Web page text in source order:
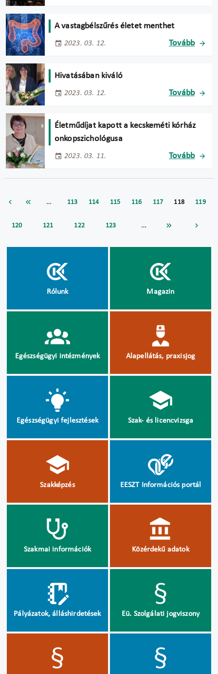
A vastagbélszűrés életet menthet
2023. 03. 12. Tovább
Hivatásában kiváló
2023. 03. 12. Tovább
Életműdíjat kapott a kecskeméti kórház
onkopszichológusa
2023. 03. 11. Tovább
… 113 114 115 116 117 118 119
120 121 122 123 …
Rólunk Magazin
Egészségügyi intézmények Alapellátás, praxisjog
Egészségügyi fejlesztések Szak- és licencvizsga
Szakképzés EESZT Információs portál
Szakmai információk Közérdekű adatok
Pályázatok, álláshirdetések Eü. Szolgálati jogviszony